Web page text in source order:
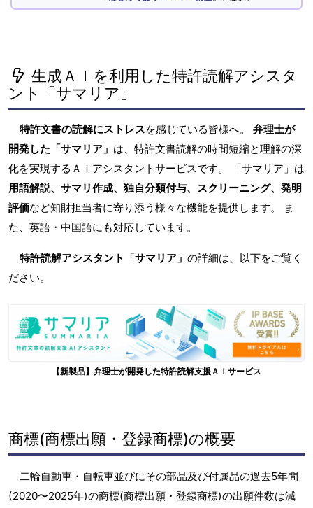
生成ＡＩを利用した特許読解アシスタ
ント「サマリア」
特許文書の読解にストレスを感じている皆様へ。 弁理士が
開発した「サマリア」 は、特許文書読解の時間短縮と理解の深
化を実現するＡＩアシスタントサービスです。 「サマリア」は
用語解説、サマリ作成、独自分類付与、スクリーニング、発明
評価など知財担当者に寄り添う様々な機能を提供します。 ま
た、英語・中国語にも対応しています。
特許読解アシスタント「サマリア」 の詳細は、以下をご覧く
ださい。
【新製品】弁理士が開発した特許読解支援ＡＩサービス
商標(商標出願・登録商標)の概要
二輪自動車・自転車並びにその部品及び付属品の過去5年間
(2020〜2025年)の商標(商標出願・登録商標)の出願件数は減